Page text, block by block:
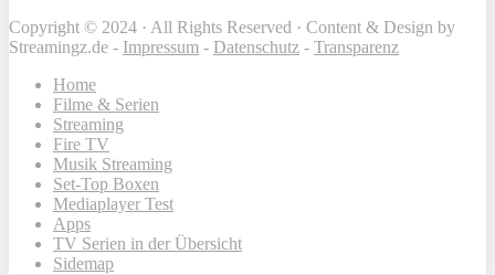
Copyright © 2024 · All Rights Reserved · Content & Design by
Streamingz.de - Impressum - Datenschutz - Transparenz
Home
Filme & Serien
Streaming
Fire TV
Musik Streaming
Set-Top Boxen
Mediaplayer Test
Apps
TV Serien in der Übersicht
Sidemap